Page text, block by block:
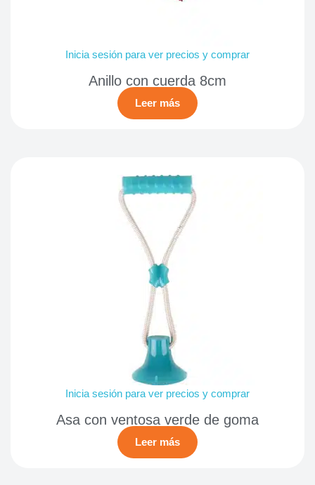
Inicia sesión para ver precios y comprar
Anillo con cuerda 8cm
Leer más
Inicia sesión para ver precios y comprar
Asa con ventosa verde de goma
Leer más